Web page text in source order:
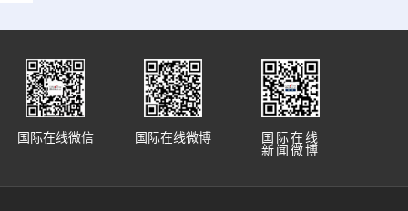
国际在线
新闻微博
国际在线微博
国际在线微信